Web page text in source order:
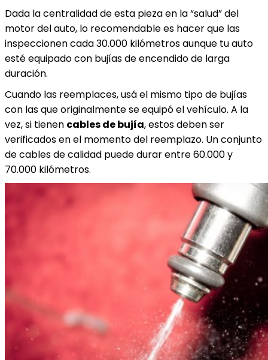
Dada la centralidad de esta pieza en la “salud” del
motor del auto, lo recomendable es hacer que las
inspeccionen cada 30.000 kilómetros aunque tu auto
esté equipado con bujías de encendido de larga
duración.
Cuando las reemplaces, usá el mismo tipo de bujías
con las que originalmente se equipó el vehículo. A la
vez, si tienen cables de bujía, estos deben ser
verificados en el momento del reemplazo. Un conjunto
de cables de calidad puede durar entre 60.000 y
70.000 kilómetros.